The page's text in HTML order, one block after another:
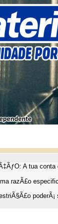
A tua
razÃ£o